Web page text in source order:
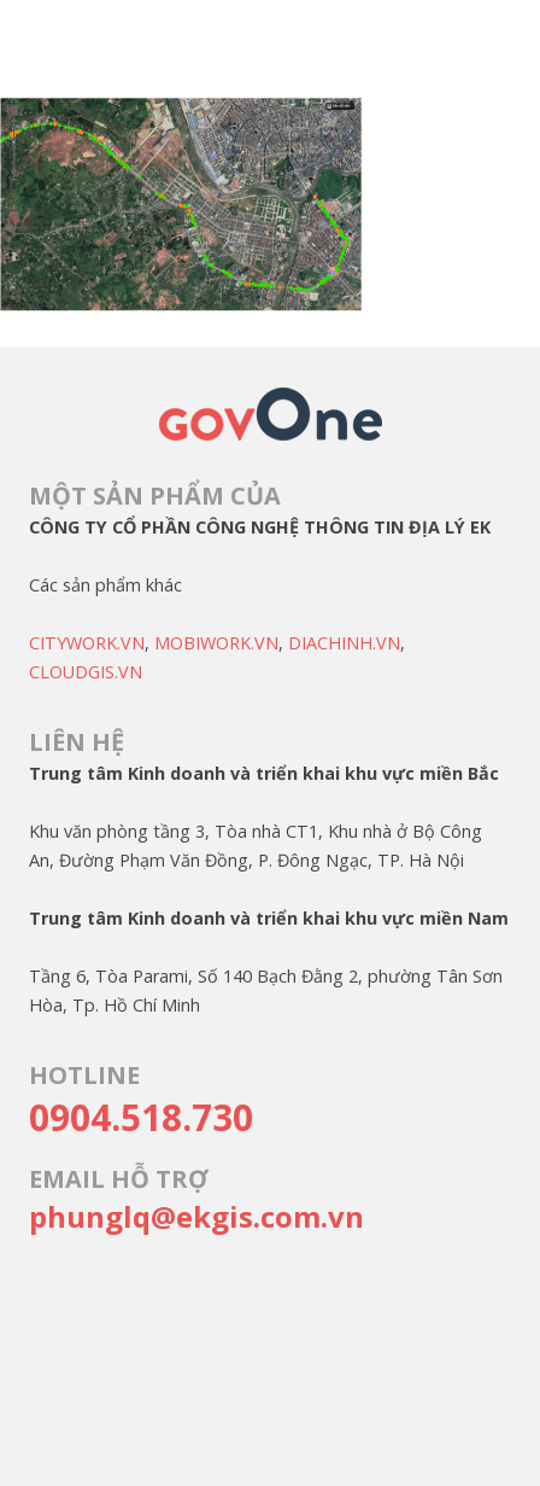
MỘT SẢN PHẨM CỦA
CÔNG TY CỔ PHẦN CÔNG NGHỆ THÔNG TIN ĐỊA LÝ EK
Các sản phẩm khác
CITYWORK.VN, MOBIWORK.VN, DIACHINH.VN,
CLOUDGIS.VN
LIÊN HỆ
Trung tâm Kinh doanh và triển khai khu vực miền Bắc
Khu văn phòng tầng 3, Tòa nhà CT1, Khu nhà ở Bộ Công
An, Đường Phạm Văn Đồng, P. Đông Ngạc, TP. Hà Nội
Trung tâm Kinh doanh và triển khai khu vực miền Nam
Tầng 6, Tòa Parami, Số 140 Bạch Đằng 2, phường Tân Sơn
Hòa, Tp. Hồ Chí Minh
HOTLINE
0904.518.730
EMAIL HỖ TRỢ
phunglq@ekgis.com.vn